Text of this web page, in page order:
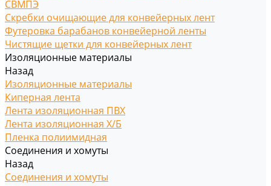
СВМПЭ
Скребки очищающие для конвейерных лент
Футеровка барабанов конвейерной ленты
Чистящие щетки для конвейерных лент
Изоляционные материалы
Назад
Изоляционные материалы
Киперная лента
Лента изоляционная ПВХ
Лента изоляционная Х/Б
Пленка полиимидная
Соединения и хомуты
Назад
Соединения и хомуты